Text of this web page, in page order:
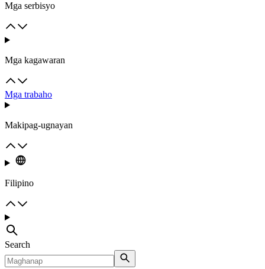
Mga serbisyo
Mga kagawaran
Mga trabaho
Makipag-ugnayan
Filipino
Search